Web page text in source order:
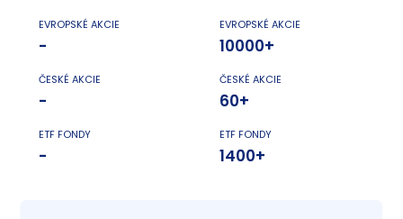
EVROPSKÉ AKCIE
-
ČESKÉ AKCIE
-
ETF FONDY
-
EVROPSKÉ AKCIE
10000+
ČESKÉ AKCIE
60+
ETF FONDY
1400+